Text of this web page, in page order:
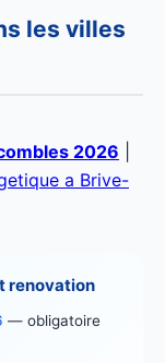
les villes
2026
a Brive-
renovation
— obligatoire